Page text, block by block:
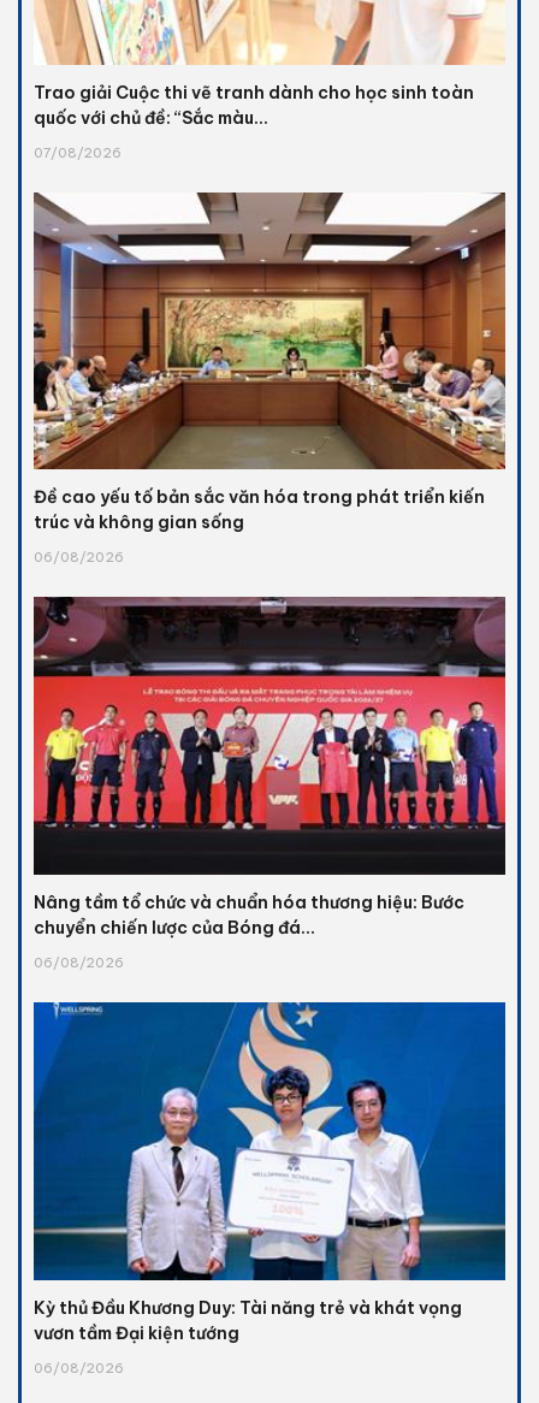
Trao giải Cuộc thi vẽ tranh dành cho học sinh toàn
quốc với chủ đề: “Sắc màu...
07/08/2026
Đề cao yếu tố bản sắc văn hóa trong phát triển kiến
trúc và không gian sống
06/08/2026
Nâng tầm tổ chức và chuẩn hóa thương hiệu: Bước
chuyển chiến lược của Bóng đá...
06/08/2026
Kỳ thủ Đầu Khương Duy: Tài năng trẻ và khát vọng
vươn tầm Đại kiện tướng
06/08/2026